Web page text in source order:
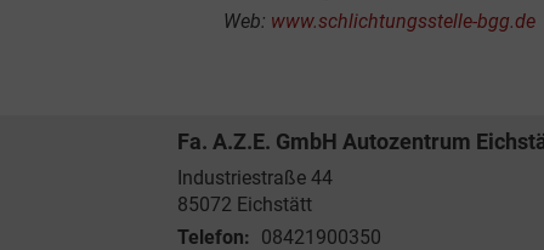
Web: www.schlichtungsstelle-bgg.de
Fa. A.Z.E. GmbH Autozentrum
Industriestraße 44
85072 Eichstätt
Telefon: 08421900350